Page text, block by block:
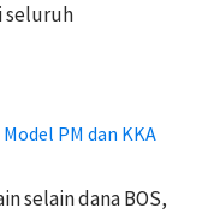
seluruh
PM dan KKA
selain dana BOS,